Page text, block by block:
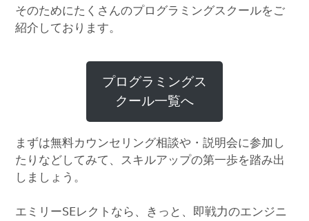
そのためにたくさんのプログラミングスクールをご
紹介しております。
プログラミングス
クール一覧へ
まずは無料カウンセリング相談や・説明会に参加し
たりなどしてみて、スキルアップの第一歩を踏み出
しましょう。
エミリーSEレクトなら、きっと、即戦力のエンジニ